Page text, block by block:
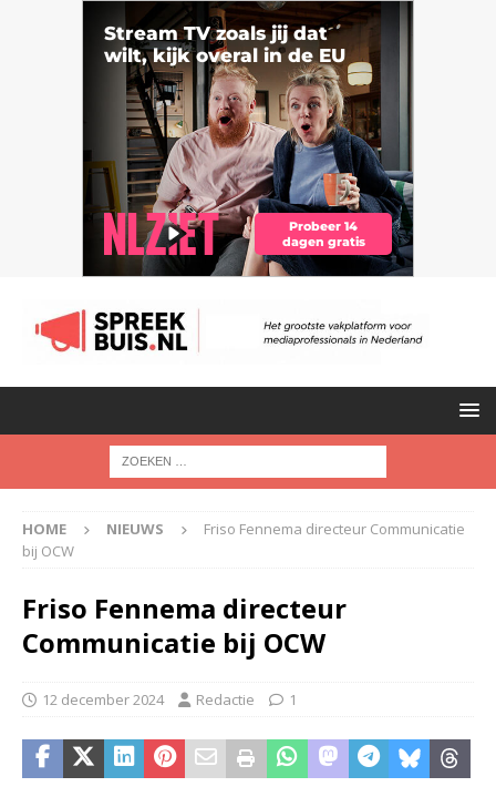
HOME NIEUWS
Friso Fennema directeur Communicatie
bij OCW
Friso Fennema directeur
Communicatie bij OCW
12 december 2024 Redactie 1